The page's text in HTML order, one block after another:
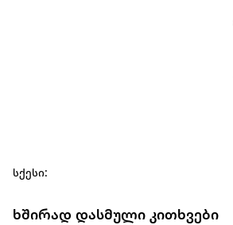
სქესი:
ხშირად დასმული კითხვები